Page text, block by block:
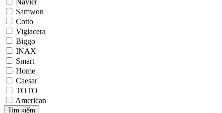
Navier
Samwon
Cotto
Viglacera
Biggo
INAX
Smart
Home
Caesar
TOTO
American